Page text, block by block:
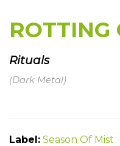
ROTTING
Rituals
(Dark Metal)
Label: Season Of Mist